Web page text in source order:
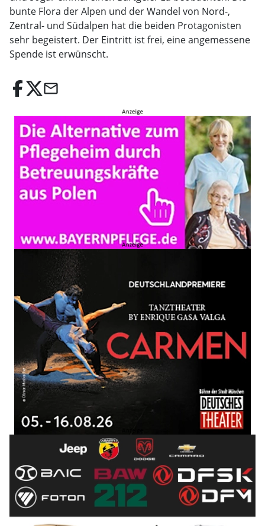
bunte Flora der Alpen und der Wandel von Nord-,
Zentral- und Südalpen hat die beiden Protagonisten
sehr begeistert. Der Eintritt ist frei, eine angemessene
Spende ist erwünscht.
email